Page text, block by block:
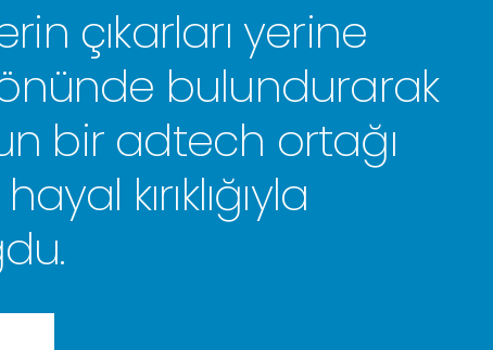
çıkarları yerine
önünde bulundurarak
bir adtech ortağı
kırıklığıyla